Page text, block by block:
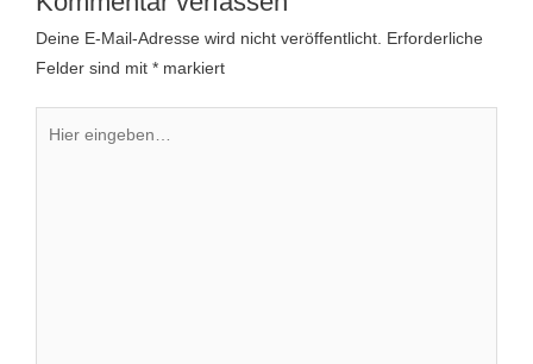
Deine E-Mail-Adresse wird nicht veröffentlicht. Erforderliche
Felder sind mit * markiert